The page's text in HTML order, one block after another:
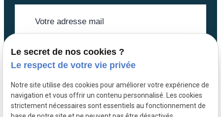
Le secret de nos cookies ?
Le respect de votre vie privée
Notre site utilise des cookies pour améliorer votre expérience de
navigation et vous offrir un contenu personnalisé. Les cookies
strictement nécessaires sont essentiels au fonctionnement de